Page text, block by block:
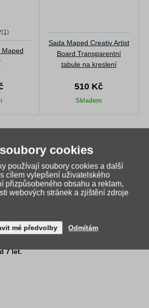
(1)
Maped
Sada Maped Creativ Artist
Board Transparentní
tabule na kreslení
510 Kč
Skladem
na prodejce
holčičkyMaped Creativ Photo Mosaics s
oblíbenékreativní dárky pro dívky.
čekají na dozdobení pomocí lepicích
na sebe vrstvit. Pestré a zábavné
7 let.
cookies
používají soubory cookies a další
cílem vylepšení uživatelského
přizpůsobeného obsahu a reklam,
webových stránek a zjištění zdroje
mé předvolby Odmítám